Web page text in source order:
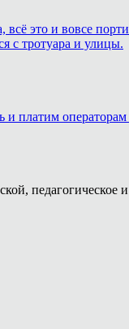
всё это и вовсе
с тротуара и улицы.
платим